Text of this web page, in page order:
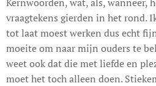
vraagtekens gierden in het rond.
tot laat moest werken dus echt
moeite om naar mijn ouders te
weet ook dat die met liefde en
moet het toch alleen doen.